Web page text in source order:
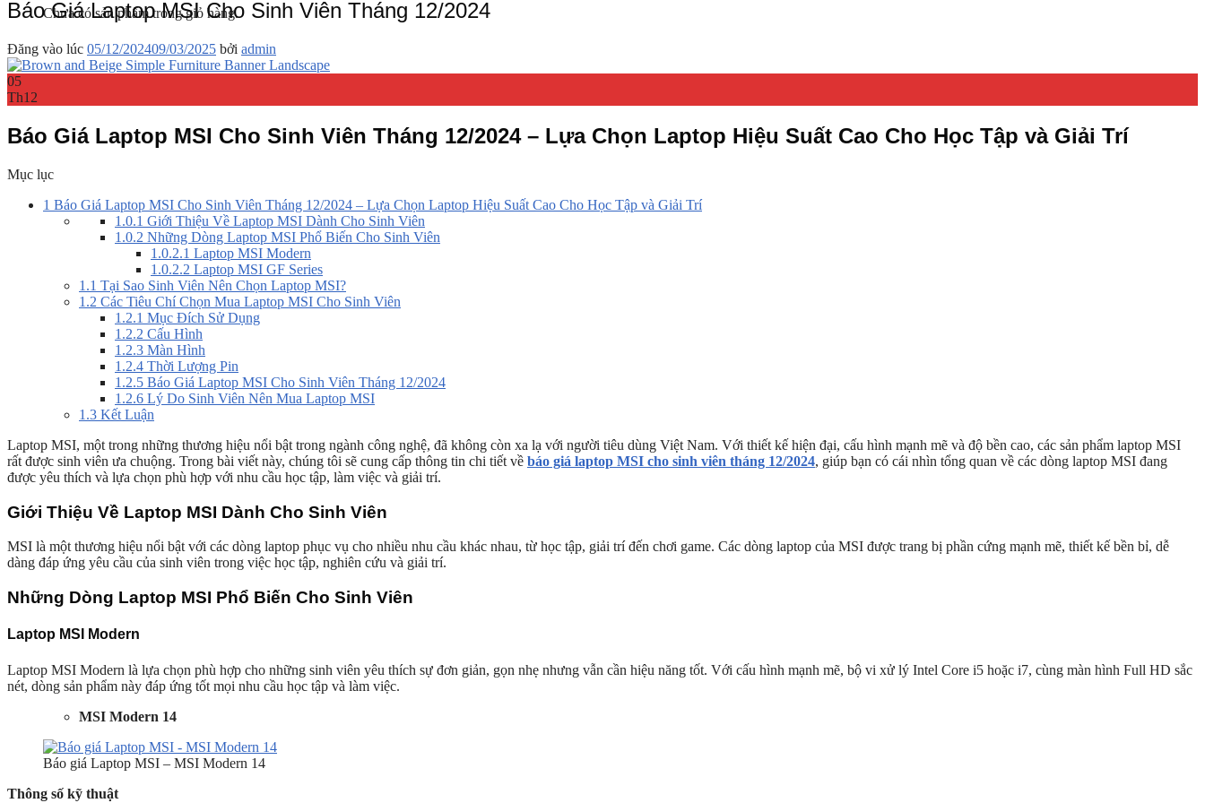
Chưa có sản phẩm trong giỏ hàng.
Báo Giá Laptop MSI Cho Sinh Viên Tháng 12/2024
Đăng vào lúc 05/12/202409/03/2025 bởi admin
05
Th12
Báo Giá Laptop MSI Cho Sinh Viên Tháng 12/2024 – Lựa Chọn Laptop Hiệu Suất Cao Cho Học Tập và Giải Trí
Mục lục
1 Báo Giá Laptop MSI Cho Sinh Viên Tháng 12/2024 – Lựa Chọn Laptop Hiệu Suất Cao Cho Học Tập và Giải Trí
1.0.1 Giới Thiệu Về Laptop MSI Dành Cho Sinh Viên
1.0.2 Những Dòng Laptop MSI Phổ Biến Cho Sinh Viên
1.0.2.1 Laptop MSI Modern
1.0.2.2 Laptop MSI GF Series
1.1 Tại Sao Sinh Viên Nên Chọn Laptop MSI?
1.2 Các Tiêu Chí Chọn Mua Laptop MSI Cho Sinh Viên
1.2.1 Mục Đích Sử Dụng
1.2.2 Cấu Hình
1.2.3 Màn Hình
1.2.4 Thời Lượng Pin
1.2.5 Báo Giá Laptop MSI Cho Sinh Viên Tháng 12/2024
1.2.6 Lý Do Sinh Viên Nên Mua Laptop MSI
1.3 Kết Luận
Laptop MSI, một trong những thương hiệu nổi bật trong ngành công nghệ, đã không còn xa lạ với người tiêu dùng Việt Nam. Với thiết kế hiện đại, cấu hình mạnh mẽ và độ bền cao, các sản phẩm laptop MSI
rất được sinh viên ưa chuộng. Trong bài viết này, chúng tôi sẽ cung cấp thông tin chi tiết về báo giá laptop MSI cho sinh viên tháng 12/2024, giúp bạn có cái nhìn tổng quan về các dòng laptop MSI đang
được yêu thích và lựa chọn phù hợp với nhu cầu học tập, làm việc và giải trí.
Giới Thiệu Về Laptop MSI Dành Cho Sinh Viên
MSI là một thương hiệu nổi bật với các dòng laptop phục vụ cho nhiều nhu cầu khác nhau, từ học tập, giải trí đến chơi game. Các dòng laptop của MSI được trang bị phần cứng mạnh mẽ, thiết kế bền bỉ, dễ
dàng đáp ứng yêu cầu của sinh viên trong việc học tập, nghiên cứu và giải trí.
Những Dòng Laptop MSI Phổ Biến Cho Sinh Viên
Laptop MSI Modern
Laptop MSI Modern là lựa chọn phù hợp cho những sinh viên yêu thích sự đơn giản, gọn nhẹ nhưng vẫn cần hiệu năng tốt. Với cấu hình mạnh mẽ, bộ vi xử lý Intel Core i5 hoặc i7, cùng màn hình Full HD sắc
nét, dòng sản phẩm này đáp ứng tốt mọi nhu cầu học tập và làm việc.
MSI Modern 14
Báo giá Laptop MSI – MSI Modern 14
Thông số kỹ thuật